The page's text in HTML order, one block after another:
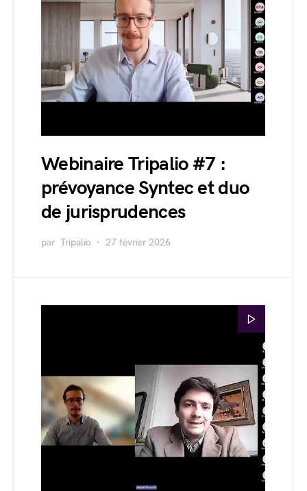
Webinaire Tripalio #7 :
prévoyance Syntec et duo
de jurisprudences
par Tripalio 27 février 2026